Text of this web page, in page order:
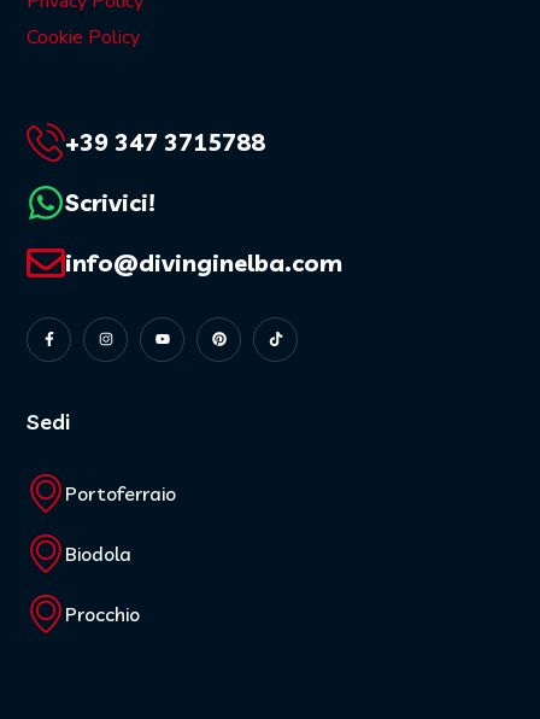
Cookie Policy
+39 347 3715788
Scrivici!
info@divinginelba.com
Sedi
Portoferraio
Biodola
Procchio